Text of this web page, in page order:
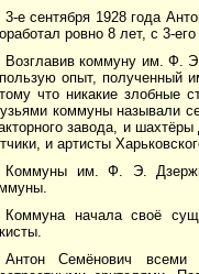
3-е сентября 1928 года
ровно 8 лет, с 3-
Возглавив коммуну им. Ф.
опыт, полученный
что никакие злобные
коммуны называли
завода, и
и артисты
Коммуны им. Ф. Э.
Коммуна начала своё
Антон Семёнович